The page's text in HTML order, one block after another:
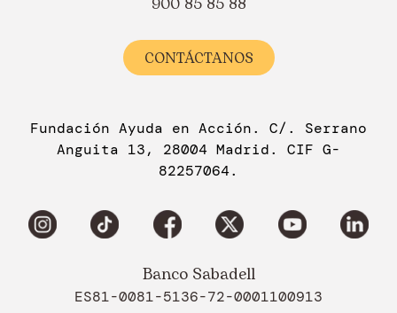
CONTÁCTANOS
Fundación Ayuda en Acción. C/. Serrano
Anguita 13, 28004 Madrid. CIF G-
82257064.
Banco Sabadell
ES81-0081-5136-72-0001100913